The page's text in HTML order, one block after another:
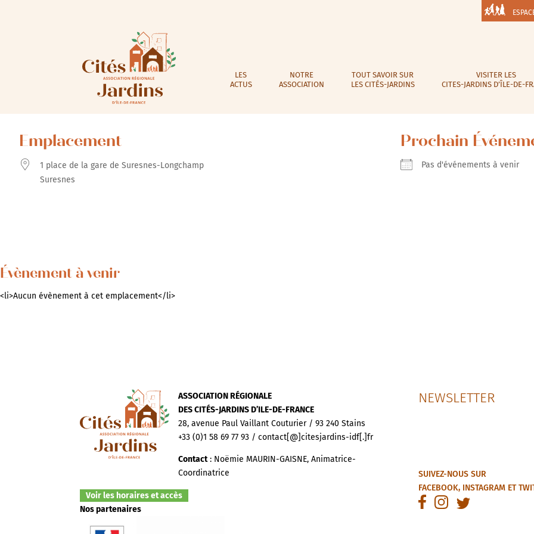
LES
ACTUS
NOTRE
ASSOCIATION
TOUT SAVOIR SUR
LES CITÉS-JARDINS
VISITER LES
CITES-JARDINS D’ÎLE-DE-
Emplacement
1 place de la gare de Suresnes-Longchamp
Suresnes
Prochain
Pas d'événements à venir
Évènement à venir
<li>Aucun évènement à cet emplacement</li>
ASSOCIATION RÉGIONALE
DES CITÉS-JARDINS D’ILE-DE-FRANCE
28, avenue Paul Vaillant Couturier / 93 240 Stains
+33 (0)1 58 69 77 93 / contact[@]citesjardins-idf[.]fr
Contact: Noëmie MAURIN-GAISNE, Animatrice-
Coordinatrice
Voir les horaires et accès
Nos partenaires
NEWSLETTER
SUIVEZ-NOUS SUR
FACEBOOK, INSTAGRAMET